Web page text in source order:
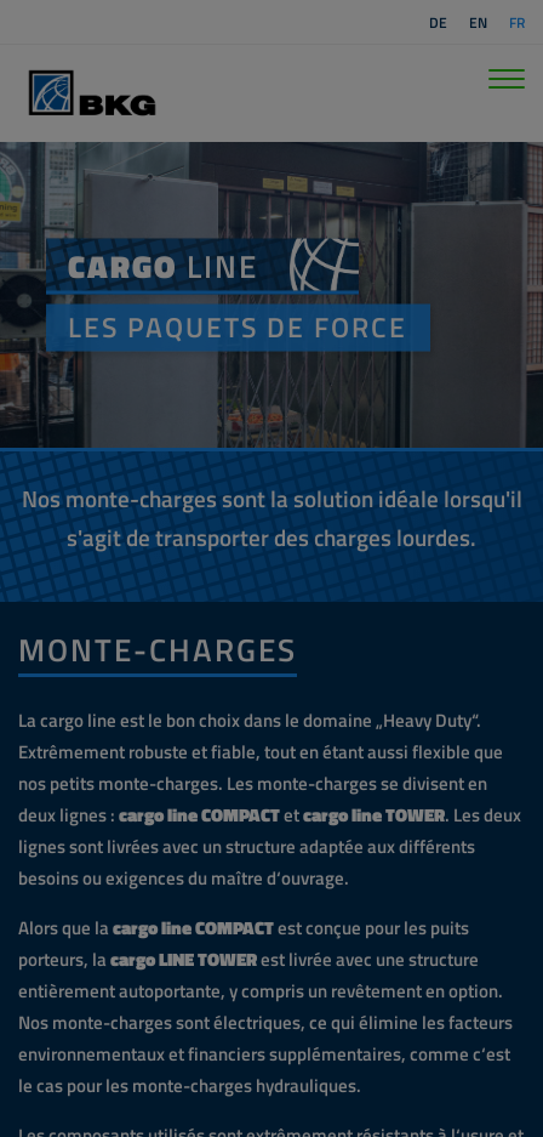
DE EN FR
CARGO LINE
LES PAQUETS DE FORCE
Nos monte-charges sont la solution idéale lorsqu'il
s'agit de transporter des charges lourdes.
MONTE-CHARGES
La cargo line est le bon choix dans le domaine „Heavy Duty“.
Extrêmement robuste et fiable, tout en étant aussi flexible que
nos petits monte-charges. Les monte-charges se divisent en
deux lignes :cargo line COMPACTetcargo line TOWER. Les deux
lignes sont livrées avec un structure adaptée aux différents
besoins ou exigences du maître d‘ouvrage.
Alors que lacargo line COMPACTest conçue pour les puits
porteurs, lacargo LINE TOWERest livrée avec une structure
entièrement autoportante, y compris un revêtement en option.
Nos monte-charges sont électriques, ce qui élimine les facteurs
environnementaux et financiers supplémentaires, comme c‘est
le cas pour les monte-charges hydrauliques.